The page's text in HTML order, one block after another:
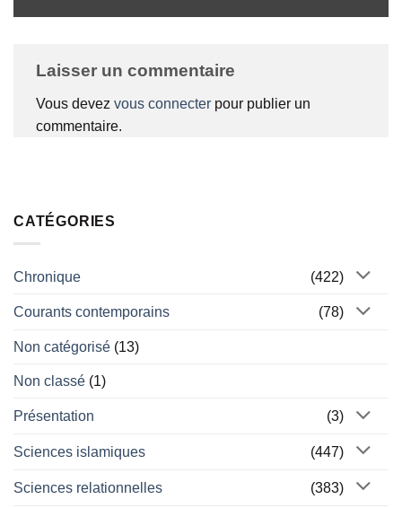
Laisser un commentaire
Vous devez vous connecter pour publier un
commentaire.
CATÉGORIES
Chronique (422)
Courants contemporains (78)
Non catégorisé (13)
Non classé (1)
Présentation (3)
Sciences islamiques (447)
Sciences relationnelles (383)